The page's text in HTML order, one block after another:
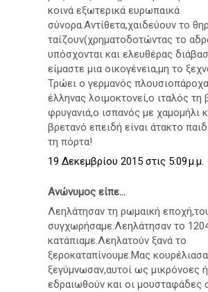
κοινά εξωτερικά ευρωπαικά
σύνορα.Αντίθετα,χαιδεύουν το
ταίζουν(χρηματοδοτώντας το
υπόσχονται και ελευθέρας
είμαστε μια οικογένεια,μη το
Τρώει ο γερμανός
έλληνας λοιμοκτονεί,ο ιταλός τη
φρυγανιά,ο ισπανός με χαμομήλι
βρετανό επειδή είναι άτακτο
τη πόρτα!
19 Δεκεμβρίου 2015 στις 5:09 μ.μ.
Ανώνυμος είπε...
Λεηλάτησαν τη ρωμαική
συγχωρήσαμε.Λεηλάτησαν το
κατάπιαμε.Λεηλατούν ξανά το
ξεροκαταπίνουμε.Μας
ξεγύμνωσαν,αυτοί ως μικρόνοες
εδραιωθούν και οι μουσταφάδες